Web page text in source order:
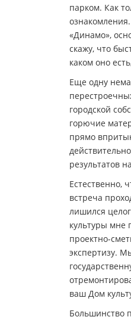
парком. Как
«Динамо»,
скажу, что
каком оно
Еще одну
городской
горючие
прямо
результатов
Естественно,
встреча
лишился
культуры мне
проектно-
экспертизу.
ваш Дом
Большинство